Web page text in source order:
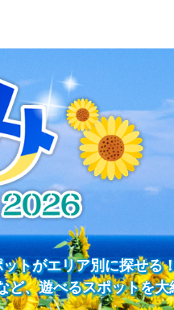
トがエリア別に探せる
ど、遊べるスポットを大